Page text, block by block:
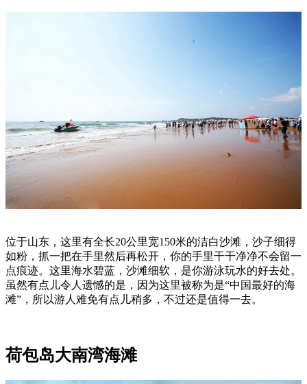
位于山东，这里有全长20公里宽150米的洁白沙滩，沙子细得
如粉，抓一把在手里然后再松开，你的手里干干净净不会留一
点痕迹。这里海水碧蓝，沙滩细软，是你游泳玩水的好去处。
虽然有点儿令人遗憾的是，因为这里被称为是“中国最好的海
滩”，所以游人难免有点儿稍多，不过还是值得一去。
荷包岛大南湾海滩